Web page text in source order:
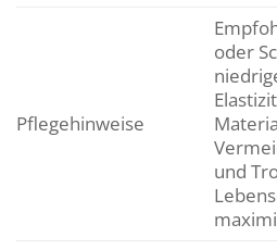
Pflegehinweise
oder
und